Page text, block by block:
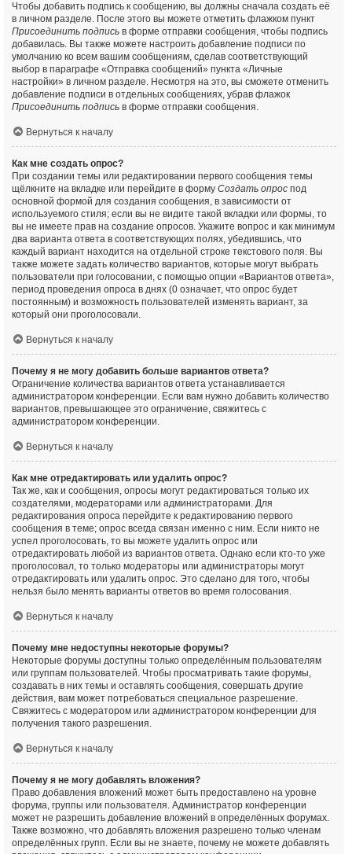
Чтобы добавить подпись к сообщению, вы должны сначала создать её
в личном разделе. После этого вы можете отметить флажком пункт
Присоединить подпись в форме отправки сообщения, чтобы подпись
добавилась. Вы также можете настроить добавление подписи по
умолчанию ко всем вашим сообщениям, сделав соответствующий
выбор в параграфе «Отправка сообщений» пункта «Личные
настройки» в личном разделе. Несмотря на это, вы сможете отменить
добавление подписи в отдельных сообщениях, убрав флажок
Присоединить подпись в форме отправки сообщения.
Вернуться к началу
Как мне создать опрос?
При создании темы или редактировании первого сообщения темы
щёлкните на вкладке или перейдите в форму Создать опрос под
основной формой для создания сообщения, в зависимости от
используемого стиля; если вы не видите такой вкладки или формы, то
вы не имеете прав на создание опросов. Укажите вопрос и как минимум
два варианта ответа в соответствующих полях, убедившись, что
каждый вариант находится на отдельной строке текстового поля. Вы
также можете задать количество вариантов, которые могут выбрать
пользователи при голосовании, с помощью опции «Вариантов ответа»,
период проведения опроса в днях (0 означает, что опрос будет
постоянным) и возможность пользователей изменять вариант, за
который они проголосовали.
Вернуться к началу
Почему я не могу добавить больше вариантов ответа?
Ограничение количества вариантов ответа устанавливается
администратором конференции. Если вам нужно добавить количество
вариантов, превышающее это ограничение, свяжитесь с
администратором конференции.
Вернуться к началу
Как мне отредактировать или удалить опрос?
Так же, как и сообщения, опросы могут редактироваться только их
создателями, модераторами или администраторами. Для
редактирования опроса перейдите к редактированию первого
сообщения в теме; опрос всегда связан именно с ним. Если никто не
успел проголосовать, то вы можете удалить опрос или
отредактировать любой из вариантов ответа. Однако если кто-то уже
проголосовал, то только модераторы или администраторы могут
отредактировать или удалить опрос. Это сделано для того, чтобы
нельзя было менять варианты ответов во время голосования.
Вернуться к началу
Почему мне недоступны некоторые форумы?
Некоторые форумы доступны только определённым пользователям
или группам пользователей. Чтобы просматривать такие форумы,
создавать в них темы и оставлять сообщения, совершать другие
действия, вам может потребоваться специальное разрешение.
Свяжитесь с модератором или администратором конференции для
получения такого разрешения.
Вернуться к началу
Почему я не могу добавлять вложения?
Право добавления вложений может быть предоставлено на уровне
форума, группы или пользователя. Администратор конференции
может не разрешить добавление вложений в определённых форумах.
Также возможно, что добавлять вложения разрешено только членам
определённых групп. Если вы не знаете, почему не можете добавлять